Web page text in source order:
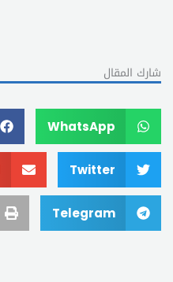
شارك المقال
WhatsApp
Twitter
Telegram